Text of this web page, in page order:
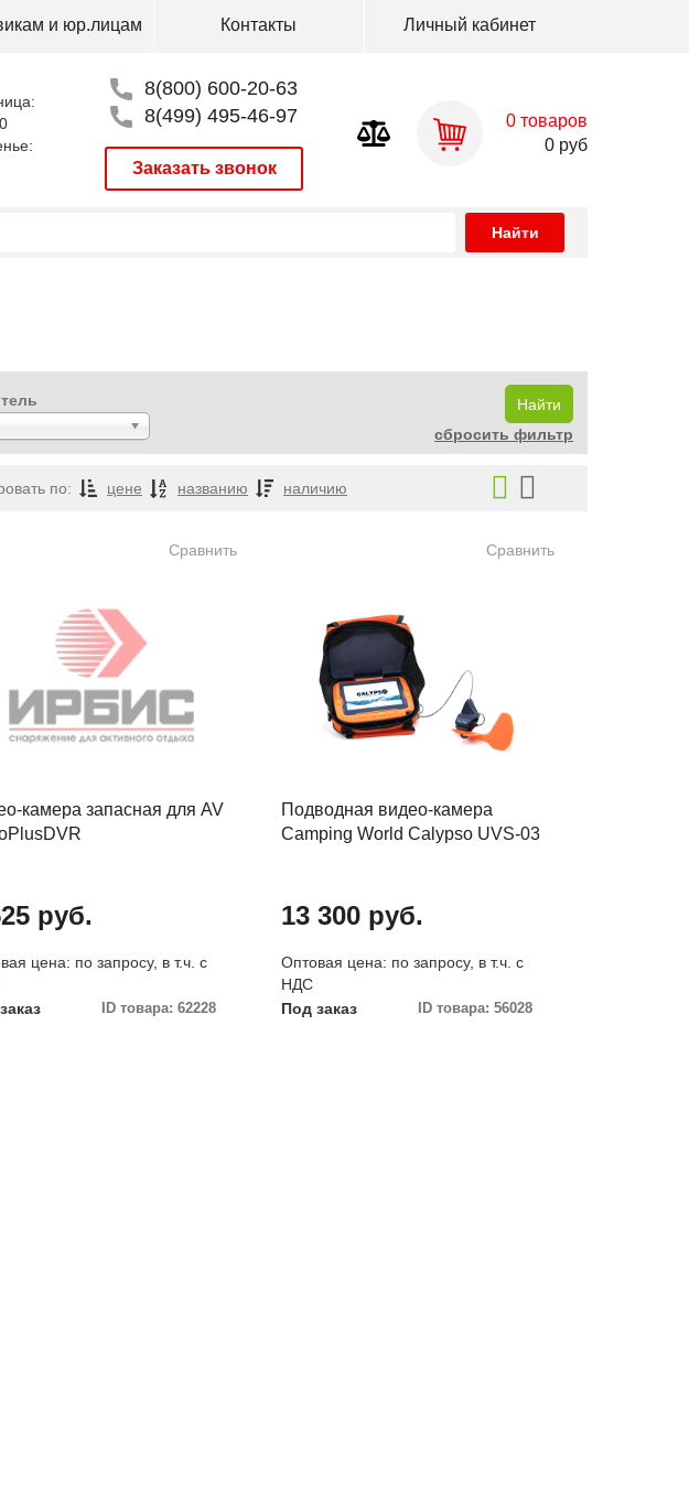
и юр.лицам Контакты Личный кабинет
8(800) 600-20-63
8(499) 495-46-97
Заказать звонок
0 товаров
0 руб
сбросить фильтр
по: цене названию наличию
Сравнить
камера запасная для AV
руб.
цена: по запросу, в т.ч. с
ID товара: 62228
Сравнить
Подводная видео-камера
Camping World Calypso UVS-03
13 300 руб.
Оптовая цена: по запросу, в т.ч. с
НДС
Под заказ
ID товара: 56028